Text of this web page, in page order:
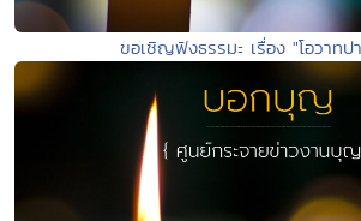
ขอเชิญฟังธรรมะ เรื่อง "โอวาทป